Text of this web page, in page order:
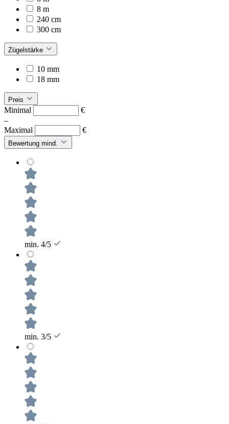
8 m
240 cm
300 cm
Zügelstärke
10 mm
18 mm
Preis
Minimal
€
–
Maximal
€
Bewertung mind.
min. 4/5
min. 3/5